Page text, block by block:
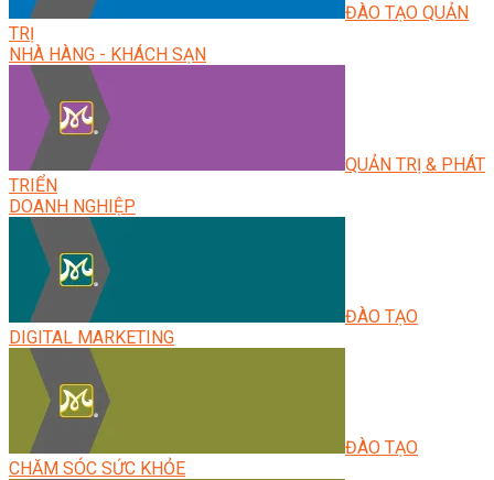
ĐÀO TẠO QUẢN
TRỊ
NHÀ HÀNG - KHÁCH SẠN
QUẢN TRỊ & PHÁT
TRIỂN
DOANH NGHIỆP
ĐÀO TẠO
DIGITAL MARKETING
ĐÀO TẠO
CHĂM SÓC SỨC KHỎE